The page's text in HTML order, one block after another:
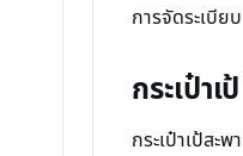
การจัดระเบีย
กระเป๋า
กระเป๋าเป้ส